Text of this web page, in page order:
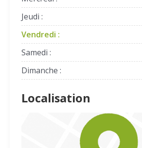
Jeudi :
Vendredi :
Samedi :
Dimanche :
Localisation